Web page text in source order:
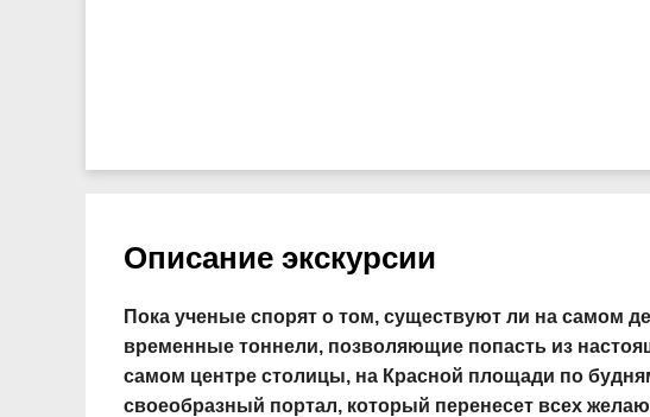
Описание экскурсии
Пока ученые спорят о том, существуют ли на самом
временные тоннели, позволяющие попасть из
самом центре столицы, на Красной площади по
своеобразный портал, который перенесет всех